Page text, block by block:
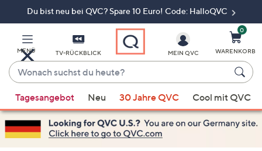
Du bist neu bei QVC? Spare 10 Euro! Code: HalloQVC
MENÜ TV-RÜCKBLICK
Wonach
suchst
du
heute?
Vorschläge
verfügbar
sind,
verwenden
MEIN QVC
0
WARENKORB
Tagesangebot Neu 30 Jahre QVC Cool mit QVC